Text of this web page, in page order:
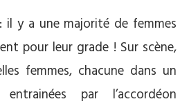
il y a une majorité de femmes
pour leur grade ! Sur scène,
femmes, chacune dans un
par l’accordéon